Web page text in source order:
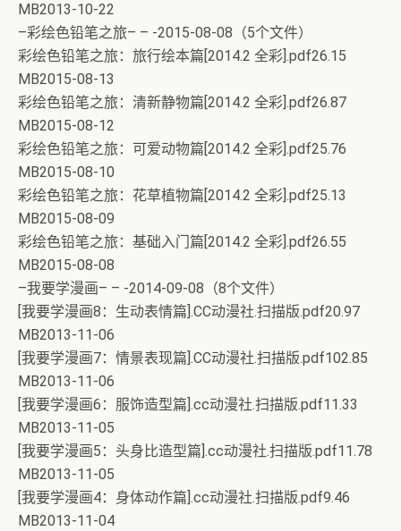
MB2013-10-22
–彩绘色铅笔之旅– – -2015-08-08（5个文件）
彩绘色铅笔之旅：旅行绘本篇[2014.2 全彩].pdf26.15
MB2015-08-13
彩绘色铅笔之旅：清新静物篇[2014.2 全彩].pdf26.87
MB2015-08-12
彩绘色铅笔之旅：可爱动物篇[2014.2 全彩].pdf25.76
MB2015-08-10
彩绘色铅笔之旅：花草植物篇[2014.2 全彩].pdf25.13
MB2015-08-09
彩绘色铅笔之旅：基础入门篇[2014.2 全彩].pdf26.55
MB2015-08-08
–我要学漫画– – -2014-09-08（8个文件）
[我要学漫画8：生动表情篇].CC动漫社.扫描版.pdf20.97
MB2013-11-06
[我要学漫画7：情景表现篇].CC动漫社.扫描版.pdf102.85
MB2013-11-06
[我要学漫画6：服饰造型篇].cc动漫社.扫描版.pdf11.33
MB2013-11-05
[我要学漫画5：头身比造型篇].cc动漫社.扫描版.pdf11.78
MB2013-11-05
[我要学漫画4：身体动作篇].cc动漫社.扫描版.pdf9.46
MB2013-11-04